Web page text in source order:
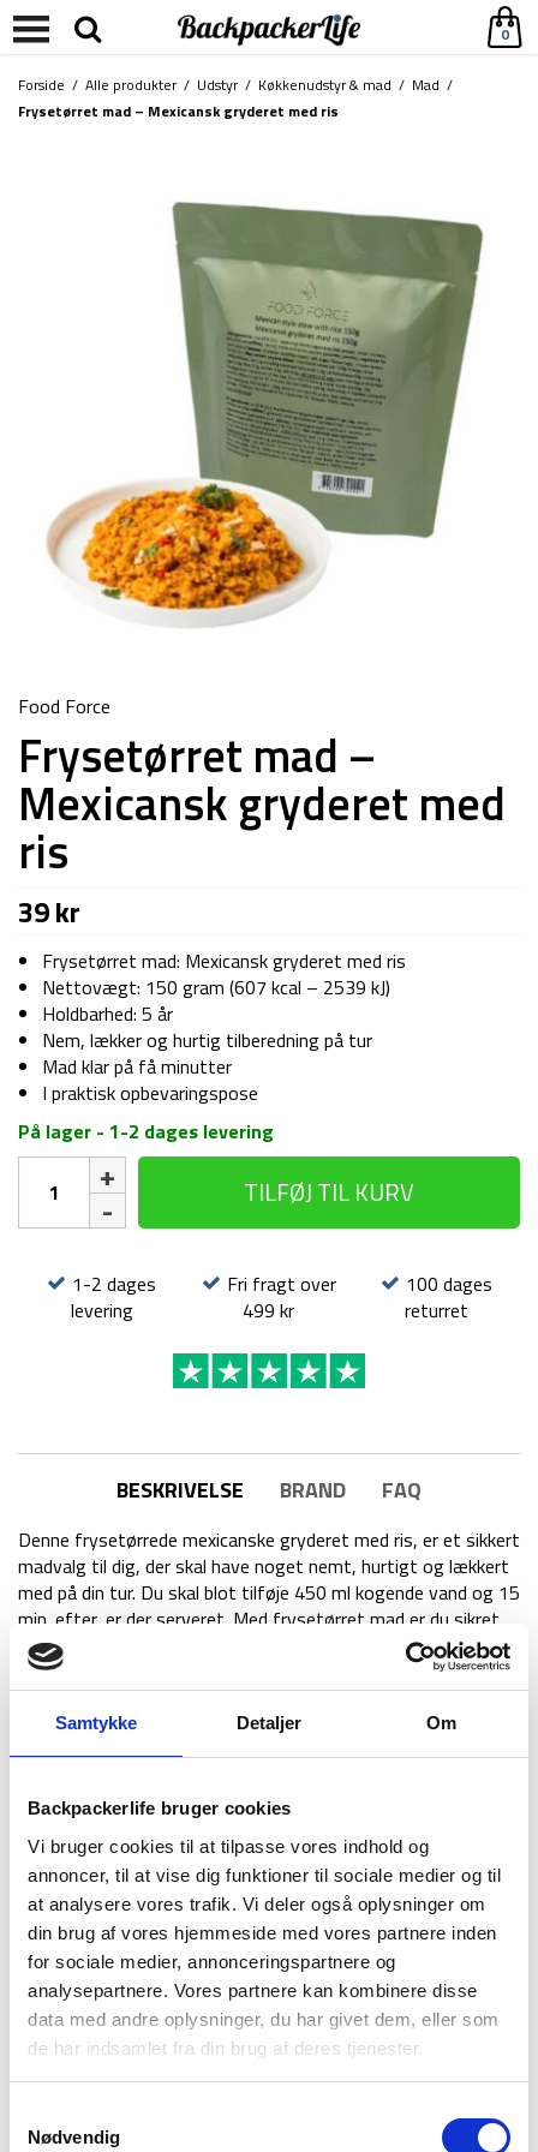
Samtykke Detaljer Om
Backpackerlife bruger cookies
Vi bruger cookies til at tilpasse vores indhold og
annoncer, til at vise dig funktioner til sociale medier og til
at analysere vores trafik. Vi deler også oplysninger om
din brug af vores hjemmeside med vores partnere inden
for sociale medier, annonceringspartnere og
analysepartnere. Vores partnere kan kombinere disse
data med andre oplysninger, du har givet dem, eller som
de har indsamlet fra din brug af deres tjenester.
Nødvendig
0
Forside / Alle produkter/ Udstyr/ Køkkenudstyr & mad / Mad /
Frysetørret mad – Mexicansk gryderet med ris
Food Force
Frysetørret mad –
Mexicansk gryderet med
ris
39kr
Frysetørret mad: Mexicansk gryderet med ris
Nettovægt: 150 gram (607 kcal – 2539 kJ)
Holdbarhed: 5 år
Nem, lækker og hurtig tilberedning på tur
Mad klar på få minutter
I praktisk opbevaringspose
På lager - 1-2 dages levering
Frysetørret
mad
-
gryderet
TILFØJ TIL KURV
1-2 dages
levering
Fri fragt over
499 kr
100 dages
returret
BESKRIVELSE BRAND FAQ
Denne frysetørrede mexicanske gryderet med ris, er et sikkert
madvalg til dig, der skal have noget nemt, hurtigt og lækkert
med på din tur. Du skal blot tilføje 450 ml kogende vand og 15
min. efter, er der serveret. Med frysetørret mad er du sikret
at få god energi på din tur eller i hverdagen. Retten består af
1 portion på 150 gram og kan uåbnet holde sig i op til 5 år.
Denne frysetørret ret indeholder:Mexicansk gryderet med
gulerod), krydderurter og krydderier (spidskommen, koriander,
persille), vegetabilsk fedt (palmeolie) (
fortykningsmiddel: modificeret stivelse, salt, sukker,
aromaer], frysetørret kyllingebryst 5%.
Produceret i et miljø, hvor følgende allergener er til stede:
KORNindeholdendeGLUTEN,SOJA,ÆG,JORDNØDDER,
andreNØDDER.
Allergener: Laktose, sulfitter.
Næringsværdi pr. 100 g Energiværdi 1690kJ/405kcal, fedt
11g inklusive mættede fedtsyrer 5,3g, kulhydrater 64g
inklusive sukkerarter 5,3g, fibre 3,7g, protein 11g, salt 4,2g.
Opbevares på et køligt og tørt sted.